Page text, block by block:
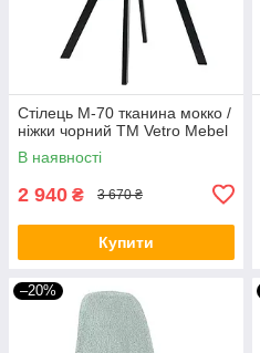
Стілець M-70 тканина мокко /
ніжки чорний TM Vetro Mebel
В наявності
2 940 ₴ 3 670 ₴
Купити
–20%